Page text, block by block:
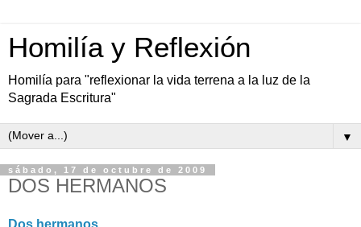
Homilía y Reflexión
Homilía para "reflexionar la vida terrena a la luz de la
Sagrada Escritura"
▼
sábado, 17 de octubre de 2009
DOS HERMANOS
Dos hermanos